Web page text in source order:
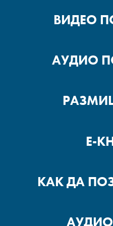
ВИДЕО
АУДИО
Е-
КАК ДА